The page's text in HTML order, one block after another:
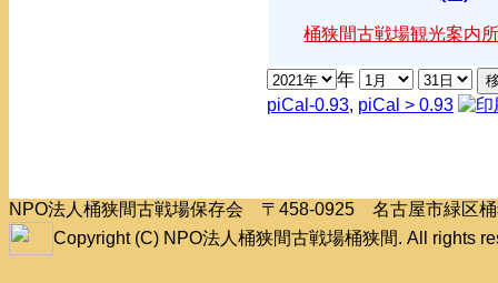
桶狭間古戦場観光案内
年
piCal-0.93, piCal > 0.93
NPO法人桶狭間古戦場保存会 〒458-0925 名古屋市緑区
Copyright (C) NPO法人桶狭間古戦場桶狭間. All rights